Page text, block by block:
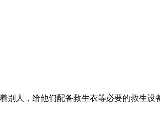
人，给他们配备救生衣等必要的救生